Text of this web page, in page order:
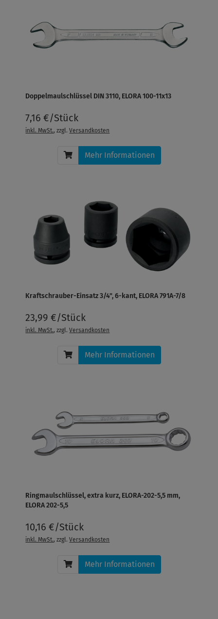
Doppelmaulschlüssel DIN 3110, ELORA 100-11x13
7,16 €/Stück
inkl. MwSt., zzgl.Versandkosten
Mehr Informationen
Kraftschrauber-Einsatz 3/4", 6-kant, ELORA 791A-7/8
23,99 €/Stück
inkl. MwSt., zzgl.Versandkosten
Mehr Informationen
Ringmaulschlüssel, extra kurz, ELORA-202-5,5 mm,
ELORA 202-5,5
10,16 €/Stück
inkl. MwSt., zzgl.Versandkosten
Mehr Informationen